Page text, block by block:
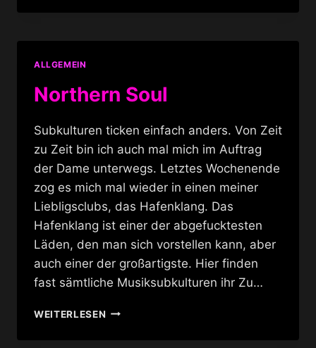
T-
ALLGEMEIN
Northern Soul
Subkulturen ticken einfach anders. Von Zeit
zu Zeit bin ich auch mal mich im Auftrag
der Dame unterwegs. Letztes Wochenende
zog es mich mal wieder in einen meiner
Liebligsclubs, das Hafenklang. Das
Hafenklang ist einer der abgefucktesten
Läden, den man sich vorstellen kann, aber
auch einer der großartigste. Hier finden
fast sämtliche Musiksubkulturen ihr Zu…
WEITERLESENNORTHERN